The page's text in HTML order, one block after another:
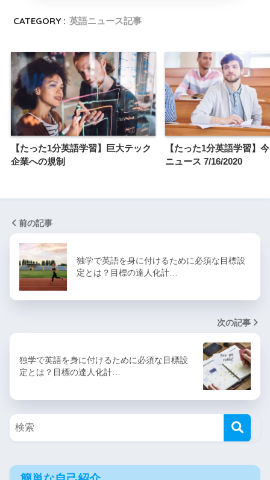
CATEGORY : 英語ニュース記事
【たった1分英語学習】巨大テック
企業への規制
【たった1分英語学習】
ニュース 7/16/2020
前の記事
独学で英語を身に付けるために必須な目標設
定とは？目標の達人化計…
次の記事
独学で英語を身に付けるために必須な目標設
定とは？目標の達人化計…